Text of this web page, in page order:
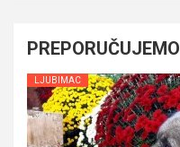
PREPORUČUJEMO
LJUBIMAC